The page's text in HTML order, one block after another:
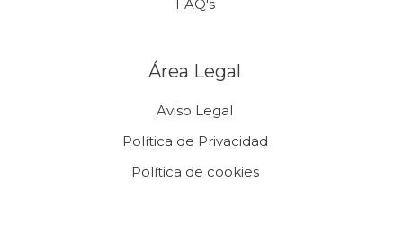
FAQ's
Área Legal
Aviso Legal
Política de Privacidad
Política de cookies